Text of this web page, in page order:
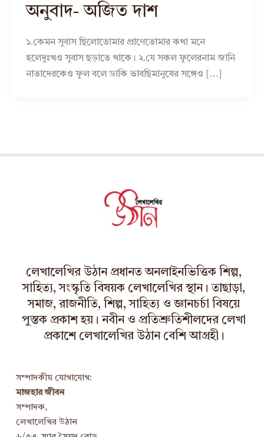
অনুবাদ- অজিত দাশ
১.কেমন সুবাস ছিলোতোমার প্রাণেতোমার কথা মনে
হলেদুঃখও সুবাস ছড়াতে থাকে। ২.যে সকল ফুলেরনাম জানি
নাতাদেরকেও ফুল বলে ডাকি ভাবছিমানুষের সঙ্গেও […]
লেখালেখির উঠান প্রধানত অনলাইনভিত্তিক শিল্প,
সাহিত্য, সংস্কৃতি বিষয়ক লেখালেখির স্থান। তাছাড়া,
সমাজ, রাজনীতি, শিল্প, সাহিত্য ও জ্ঞানচর্চা বিষয়ে
পুস্তক প্রকাশ হয়। নবীন ও প্রতিশ্রুতিশীলদের লেখা
প্রকাশে লেখালেখির উঠান বেশি আগ্রহী।
সম্পাদকীয় যোগাযোগ:
মাজহার জীবন
সম্পাদক,
লেখালেখির উঠান